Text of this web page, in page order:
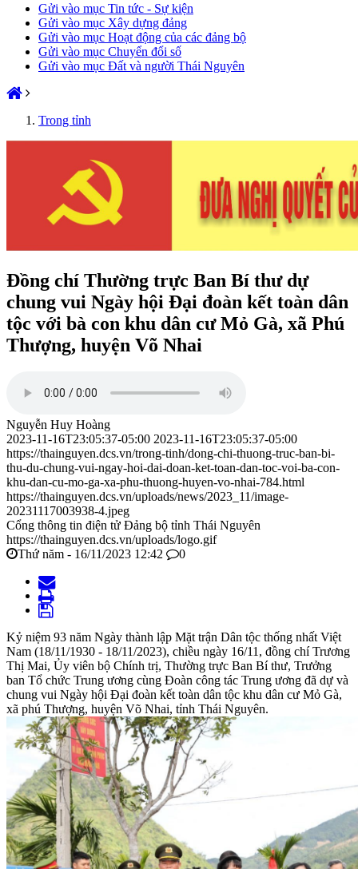
Gửi vào mục Tin tức - Sự kiện
Gửi vào mục Xây dựng đảng
Gửi vào mục Hoạt động của các đảng bộ
Gửi vào mục Chuyển đổi số
Gửi vào mục Đất và người Thái Nguyên
Trong tỉnh
Đồng chí Thường trực Ban Bí thư dự
chung vui Ngày hội Đại đoàn kết toàn dân
tộc với bà con khu dân cư Mỏ Gà, xã Phú
Thượng, huyện Võ Nhai
Nguyễn Huy Hoàng
2023-11-16T23:05:37-05:00 2023-11-16T23:05:37-05:00
https://thainguyen.dcs.vn/trong-tinh/dong-chi-thuong-truc-ban-bi-
thu-du-chung-vui-ngay-hoi-dai-doan-ket-toan-dan-toc-voi-ba-con-
khu-dan-cu-mo-ga-xa-phu-thuong-huyen-vo-nhai-784.html
https://thainguyen.dcs.vn/uploads/news/2023_11/image-
20231117003938-4.jpeg
Cổng thông tin điện tử Đảng bộ tỉnh Thái Nguyên
https://thainguyen.dcs.vn/uploads/logo.gif
Thứ năm - 16/11/2023 12:42
0
Kỷ niệm 93 năm Ngày thành lập Mặt trận Dân tộc thống nhất Việt
Nam (18/11/1930 - 18/11/2023), chiều ngày 16/11, đồng chí Trương
Thị Mai, Ủy viên bộ Chính trị, Thường trực Ban Bí thư, Trưởng
ban Tổ chức Trung ương cùng Đoàn công tác Trung ương đã dự và
chung vui Ngày hội Đại đoàn kết toàn dân tộc khu dân cư Mỏ Gà,
xã phú Thượng, huyện Võ Nhai, tỉnh Thái Nguyên.